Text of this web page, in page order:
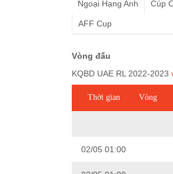
Ngoại Hạng Anh Cúp
AFF Cup
Vòng đấu
KQBD UAE RL 2022-2023
Thời gian Vòng
02/05 01:00